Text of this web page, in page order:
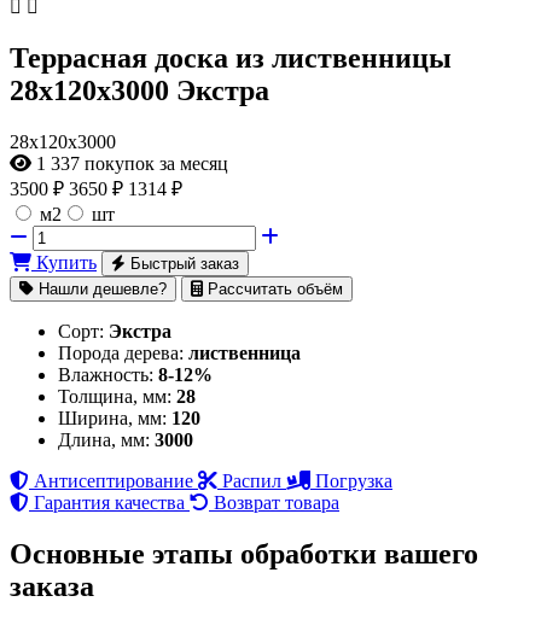
Террасная доска из лиственницы
28х120х3000 Экстра
28х120х3000
1 337 покупок за месяц
3500 ₽ 3650 ₽ 1314 ₽
м2
шт
Купить
Быстрый заказ
Нашли дешевле?
Рассчитать объём
Сорт: Экстра
Порода дерева: лиственница
Влажность: 8-12%
Толщина, мм: 28
Ширина, мм: 120
Длина, мм: 3000
Антисептирование
Распил
Погрузка
Гарантия качества
Возврат товара
Основные этапы обработки вашего
заказа